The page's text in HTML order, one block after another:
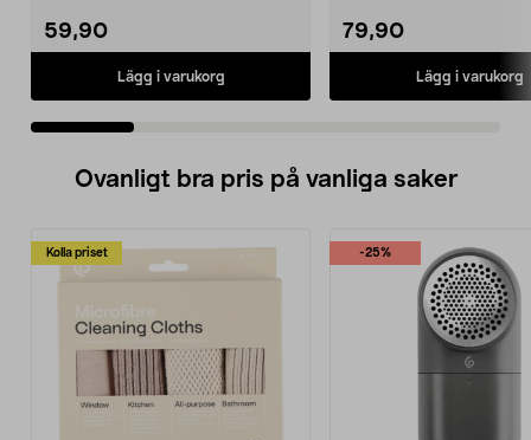
59,90
Lägg i varukorg
79,90
Lägg i varukorg
Ovanligt bra pris på vanliga saker
Kolla priset -25%